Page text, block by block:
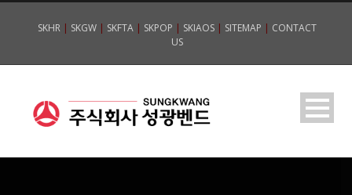
SKHR| SKGW| SKFTA| SKPOP | SKIAOS| SITEMAP | CONTACT
US